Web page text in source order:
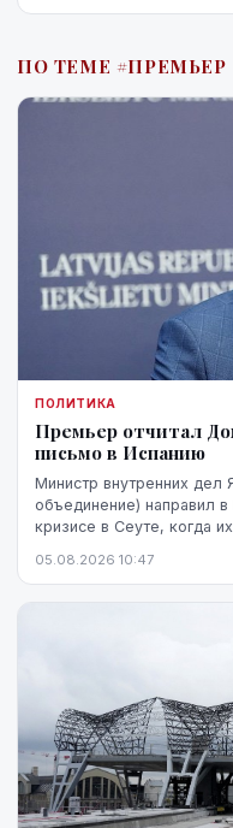
ПО ТЕМЕ #ПРЕМЬЕР
ПОЛИТИКА
Премьер отчитал
письмо в Испанию
Министр внутренних дел
объединение) направил
кризисе в Сеуте, когда
чувствительно.
05.08.2026 10:47